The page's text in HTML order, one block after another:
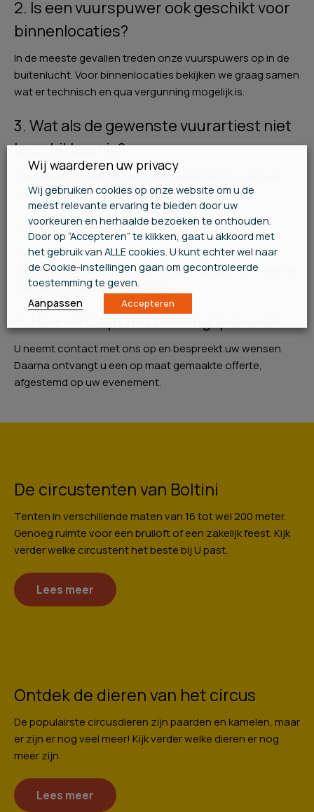
2. Is een vuurspuwer ook geschikt voor
binnenlocaties?
In de meeste gevallen treden onze vuurspuwers op in de
buitenlucht. Voor binnenlocaties bekijken we graag samen
wat er technisch en qua vergunning mogelijk is.
3. Wat als de gewenste vuurartiest niet
beschikbaar is?
Dan bieden wij een passend alternatief uit ons netwerk
van professionele vuurartiesten.
4. Zijn er vergunningen nodig?
Voor sommige locaties of grotere vuuracts kunnen
aanvullende eisen gelden. We denken graag met u mee en
adviseren over de juiste aanpak.
U neemt contact met ons op en bespreekt uw wensen.
Daarna ontvangt u een op maat gemaakte offerte,
afgestemd op uw evenement.
De circustenten van Boltini
Tenten in verschillende maten van 16 tot wel 200 meter.
Genoeg ruimte voor een bruiloft of een zakelijk feest. Kijk
verder welke circustent het beste bij U past.
Lees meer
Ontdek de dieren van het circus
De populairste circusdieren zijn paarden en kamelen, maar
er zijn er nog veel meer! Kijk verder welke dieren er nog
meer zijn.
Lees meer
Wij waarderen uw privacy
Wij gebruiken cookies op onze website om u de
meest relevante ervaring te bieden door uw
voorkeuren en herhaalde bezoeken te onthouden.
Door op “Accepteren” te klikken, gaat u akkoord met
het gebruik van ALLE cookies. U kunt echter wel naar
de Cookie-instellingen gaan om gecontroleerde
toestemming te geven.
Aanpassen
Accepteren